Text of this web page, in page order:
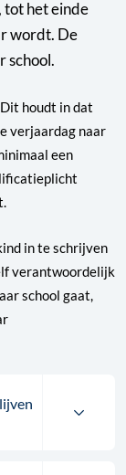
tot het einde
wordt. De
school.
houdt in dat
verjaardag naar
een
in te schrijven
verantwoordelijk
school gaat,